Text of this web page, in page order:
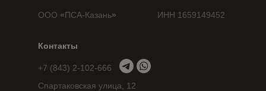
ИНН 1659149452
Контакты
+7 (843) 2-102-666
ООО «ПСА-Казань»
Спартаковская улица, 12